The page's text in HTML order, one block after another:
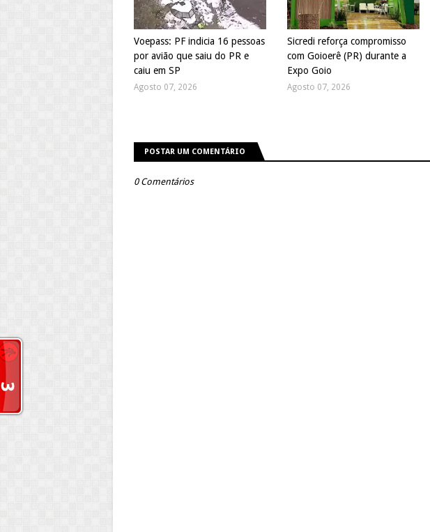
Voepass: PF indicia 16 pessoas
por avião que saiu do PR e
caiu em SP
Agosto 07, 2026
Sicredi reforça compromisso
com Goioerê (PR) durante a
Expo Goio
Agosto 07, 2026
POSTAR UM COMENTÁRIO
0 Comentários